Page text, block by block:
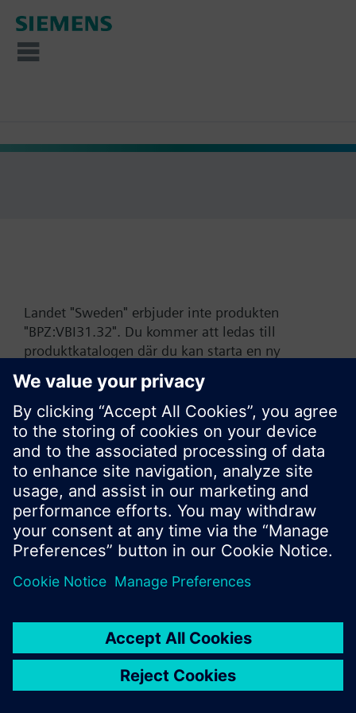
Landet "Sweden" erbjuder inte produkten
"BPZ:VBI31.32". Du kommer att ledas till
produktkatalogen där du kan starta en ny
sökning eller bläddra igenom Siemens stora
produktutbud.
OK